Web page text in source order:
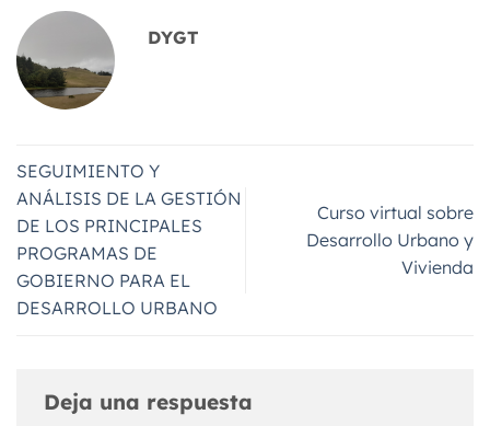
DYGT
SEGUIMIENTO Y
ANÁLISIS DE LA GESTIÓN
DE LOS PRINCIPALES
PROGRAMAS DE
GOBIERNO PARA EL
DESARROLLO URBANO
Curso virtual sobre
Desarrollo Urbano y
Vivienda
Deja una respuesta